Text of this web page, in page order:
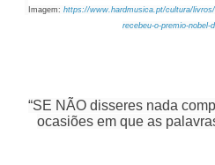
Imagem: https://www.hardmusica.pt/cultura/
recebeu-o-premio-nobel-
“SE NÃO disseres nada
ocasiões em que as